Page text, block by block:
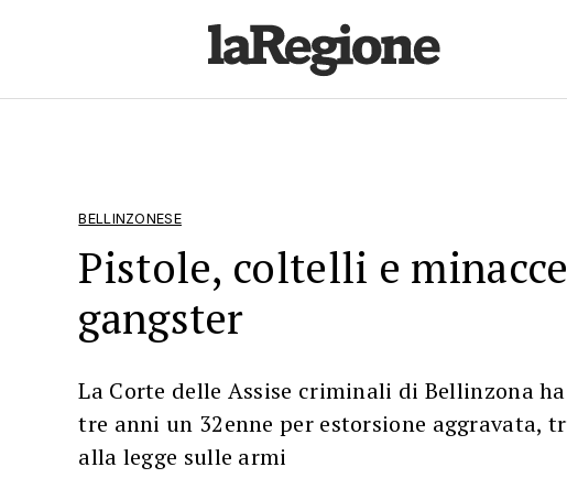
BELLINZONESE
Pistole, coltelli e
gangster
La Corte delle Assise criminali di Bellinzona
tre anni un 32enne per estorsione aggravata,
alla legge sulle armi